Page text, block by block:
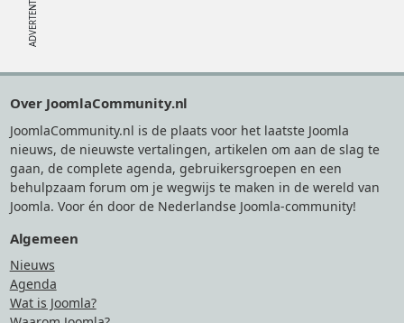
Over JoomlaCommunity.nl
JoomlaCommunity.nl is de plaats voor het laatste Joomla
nieuws, de nieuwste vertalingen, artikelen om aan de slag te
gaan, de complete agenda, gebruikersgroepen en een
behulpzaam forum om je wegwijs te maken in de wereld van
Joomla. Voor én door de Nederlandse Joomla-community!
Algemeen
Nieuws
Agenda
Wat is Joomla?